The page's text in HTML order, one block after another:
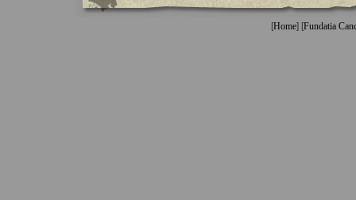
[Home] [Fundatia